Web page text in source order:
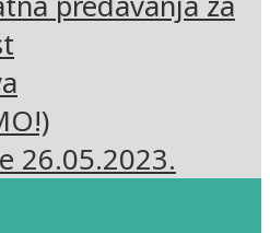
26.05.2023.